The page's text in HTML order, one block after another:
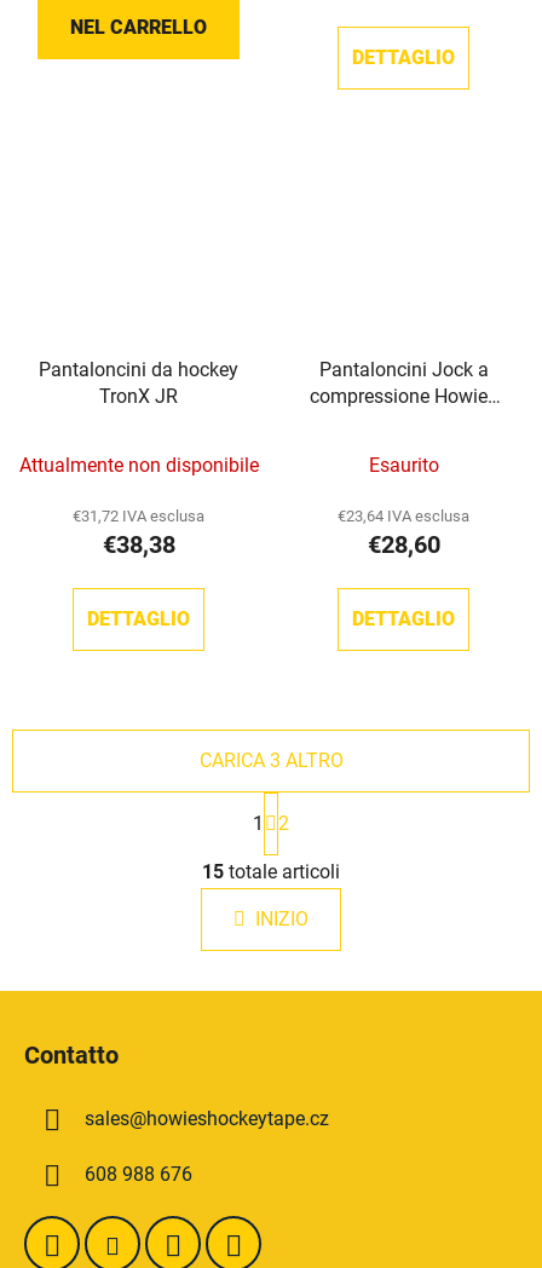
NEL CARRELLO
DETTAGLIO
Pantaloncini da hockey
TronX JR
Attualmente non disponibile
€31,72 IVA esclusa
€38,38
DETTAGLIO
Pantaloncini Jock a
compressione Howies
Esaurito
€23,64 IVA esclusa
€28,60
DETTAGLIO
C
o
n
t
r
o
e
CARICA 3 ALTRO
a
g
i
n
a
o
1 2
15 totale articoli
INIZIO
Contatto
sales@howieshockeytape.cz
608 988 676